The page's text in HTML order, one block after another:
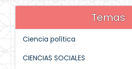
Temas
Ciencia política
CIENCIAS SOCIALES